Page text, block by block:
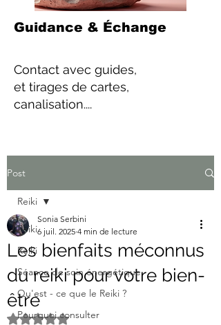
Guidance & Échange
Contact avec guides,
et tirages de cartes,
canalisation....
Post
Reiki
Reiki
Séance de soin énergétique
Qu'est - ce que le Reiki ?
Pourquoi consulter
Reiki
Les bienfaits méconnus
du reiki pour votre bien-
être
Sonia Serbini
6 juil. 2025 4 min de lecture
Noté NaN étoiles sur 5.